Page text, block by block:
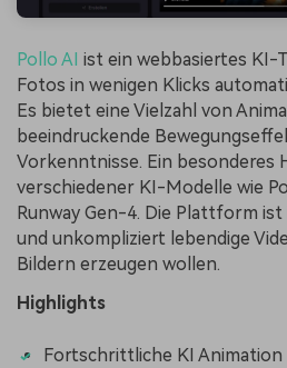
Pollo AI ist ein webbasiertes KI-
Fotos in wenigen Klicks
Es bietet eine Vielzahl von
beeindruckende
Vorkenntnisse. Ein besonderes
verschiedener KI-Modelle wie
Runway Gen-4. Die Plattform ist
und unkompliziert lebendige
Bildern erzeugen wollen.
Highlights
Fortschrittliche KI Animation